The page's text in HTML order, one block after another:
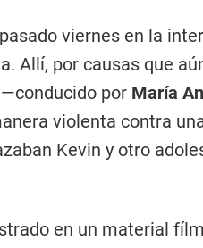
viernes en la
Allí, por causas que
por María
violenta contra
Kevin y otro
en un material